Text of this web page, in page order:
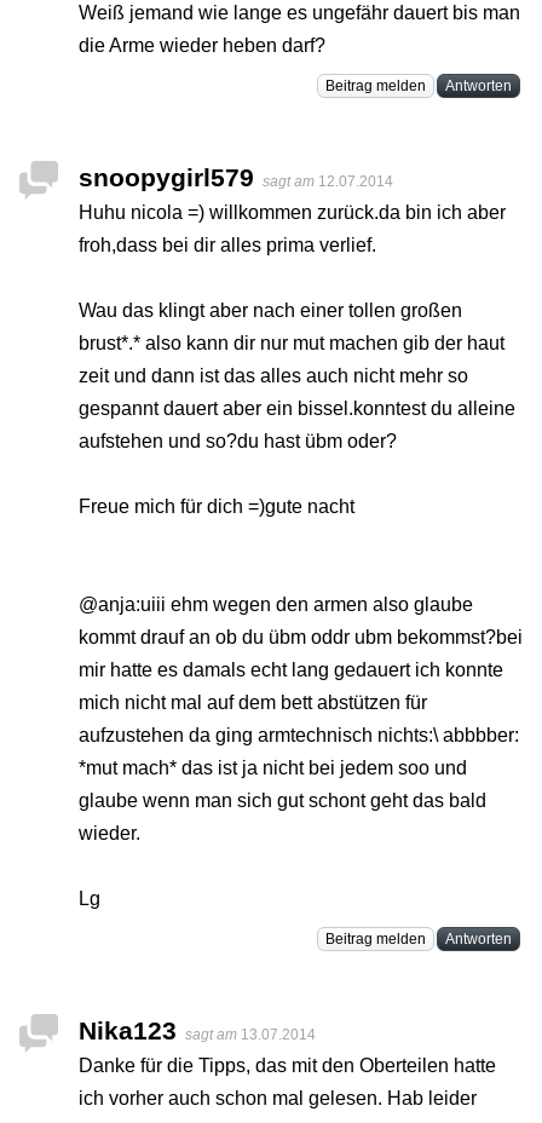
Weiß jemand wie lange es ungefähr dauert bis man
die Arme wieder heben darf?
Beitrag melden Antworten
snoopygirl579 sagt am 12.07.2014
Huhu nicola =) willkommen zurück.da bin ich aber
froh,dass bei dir alles prima verlief.
Wau das klingt aber nach einer tollen großen
brust*.* also kann dir nur mut machen gib der haut
zeit und dann ist das alles auch nicht mehr so
gespannt dauert aber ein bissel.konntest du alleine
aufstehen und so?du hast übm oder?
Freue mich für dich =)gute nacht
@anja:uiii ehm wegen den armen also glaube
kommt drauf an ob du übm oddr ubm bekommst?bei
mir hatte es damals echt lang gedauert ich konnte
mich nicht mal auf dem bett abstützen für
aufzustehen da ging armtechnisch nichts:\ abbbber:
*mut mach* das ist ja nicht bei jedem soo und
glaube wenn man sich gut schont geht das bald
wieder.
Lg
Beitrag melden Antworten
Nika123 sagt am 13.07.2014
Danke für die Tipps, das mit den Oberteilen hatte
ich vorher auch schon mal gelesen. Hab leider